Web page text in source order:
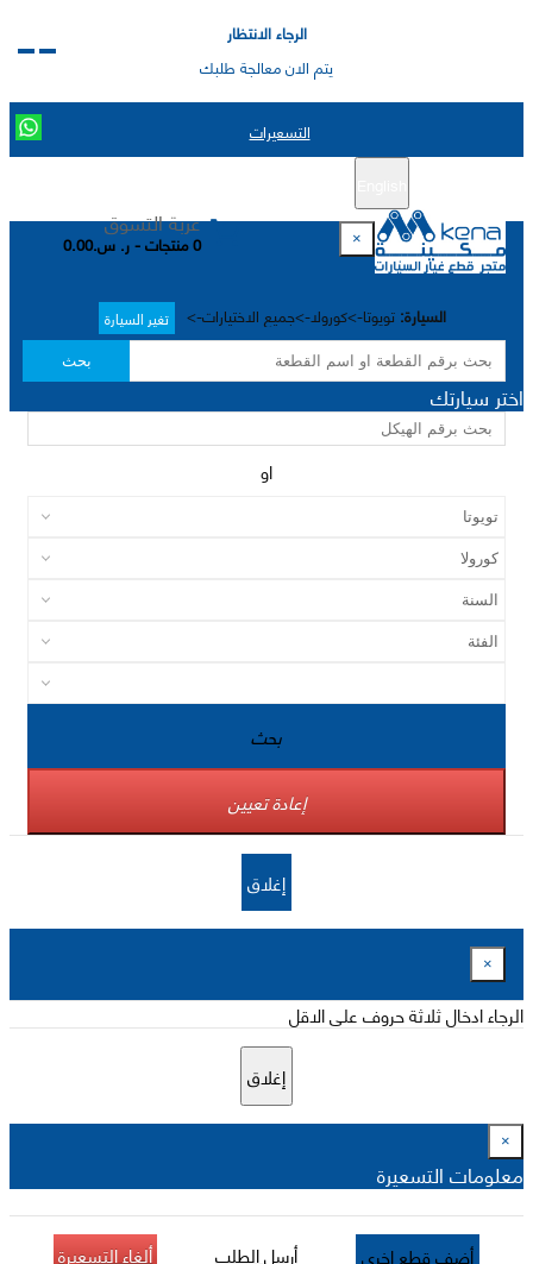
الرجاء الانتظار
يتم الان معالجة طلبك
التسعيرات
عربة التسوق
0 منتجات - ر. س.0.00
السيارة: تويوتا->كورولا->جميع الاختيارات-> تغير السيارة
بحث
×
اختر سيارتك
او
بحث
إعادة تعيين
إغلاق
×
الرجاء ادخال ثلاثة حروف على الاقل
إغلاق
×
معلومات التسعيرة
أضف قطع اخرى أرسل الطلب ألغاء التسعيرة